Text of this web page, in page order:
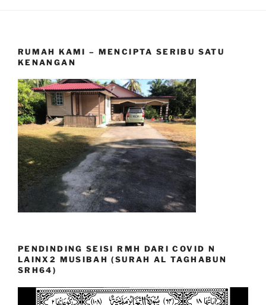
RUMAH KAMI – MENCIPTA SERIBU SATU
KENANGAN
PENDINDING SEISI RMH DARI COVID N
LAINX2 MUSIBAH (SURAH AL TAGHABUN
SRH64)
Video